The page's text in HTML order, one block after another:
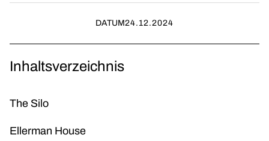
DATUM24.12.2024
Inhaltsverzeichnis
The Silo
Ellerman House